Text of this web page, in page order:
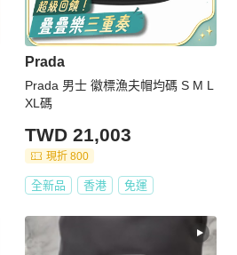
Prada
Prada 男士 徽標漁夫帽均碼 S M L
XL碼
TWD 21,003
現折 800
全新品 香港 免運